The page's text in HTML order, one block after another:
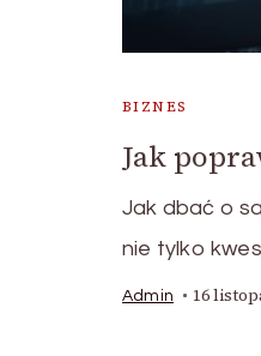
BIZNES
Jak
Jak dbać o
nie tylko
Admin 16